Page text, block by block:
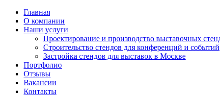
Главная
О компании
Наши услуги
Проектирование и производство выставочных
Строительство стендов для конференций и событий
Застройка стендов для выставок в Москве
Портфолио
Отзывы
Вакансии
Контакты